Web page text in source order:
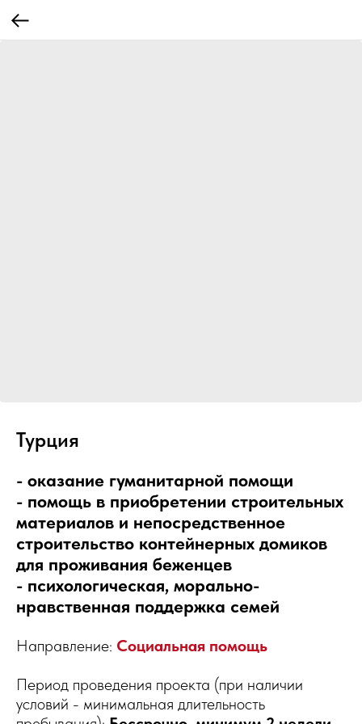
Турция
- оказание гуманитарной помощи
- помощь в приобретении строительных
материалов и непосредственное
строительство контейнерных домиков
для проживания беженцев
- психологическая, морально-
нравственная поддержка семей
Направление: Социальная помощь
Период проведения проекта (при наличии
условий - минимальная длительность